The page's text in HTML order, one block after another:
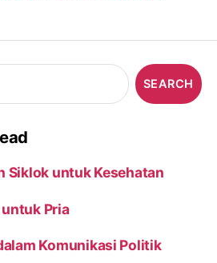
Siklok untuk Kesehatan
Pria
Komunikasi Politik